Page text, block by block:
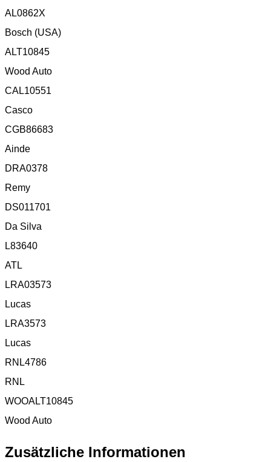
AL0862X
Bosch (USA)
ALT10845
Wood Auto
CAL10551
Casco
CGB86683
Ainde
DRA0378
Remy
DS011701
Da Silva
L83640
ATL
LRA03573
Lucas
LRA3573
Lucas
RNL4786
RNL
WOOALT10845
Wood Auto
Zusätzliche Informationen